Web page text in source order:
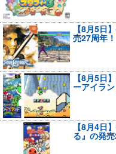
【8月5日
売27周年！
【8月5日
ーアイラ
【8月4日
る』の発